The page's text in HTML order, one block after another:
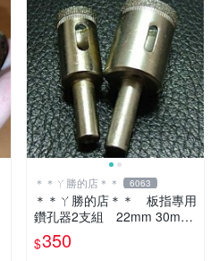
＊＊ㄚ勝的店＊＊ 6063
＊＊ㄚ勝的店＊＊ 板指專用
鑽孔器2支組 22mm 30mm
$350